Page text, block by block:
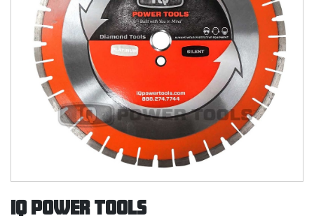
IQ Power Tools